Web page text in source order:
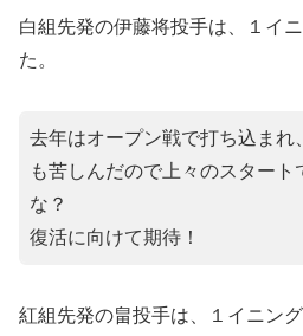
白組先発の伊藤将投手は、１イ
た。
去年はオープン戦で打ち込まれ
も苦しんだので上々のスタート
な？
復活に向けて期待！
紅組先発の畠投手は、１イニン